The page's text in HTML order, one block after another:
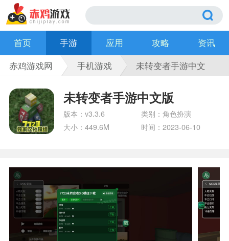
首页 手游 应用 攻略
资讯
赤鸡游戏网
手机游戏
未转变者手游中文
未转变者手游中文版
版本：v3.3.6
类别：角色扮演
大小：449.6M
时间：2023-06-10